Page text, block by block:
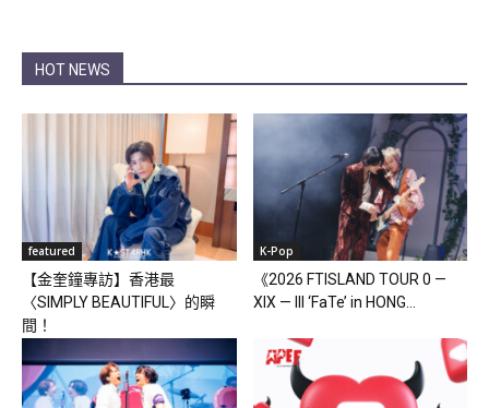
HOT NEWS
featured
【金奎鐘專訪】香港最
〈SIMPLY BEAUTIFUL〉的瞬
間！
K-Pop
《2026 FTISLAND TOUR 0 —
XIX — III ‘FaTe’ in HONG...